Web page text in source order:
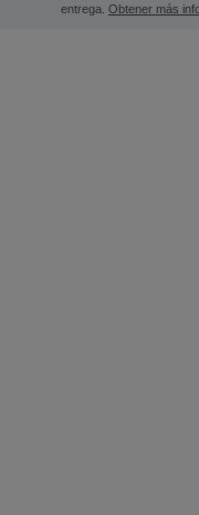
entrega. Obtener más